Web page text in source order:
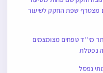
מצטרף שפת החקק לשיעור
מי''ד טפחים מצומצמים
נפסלת
נפסל